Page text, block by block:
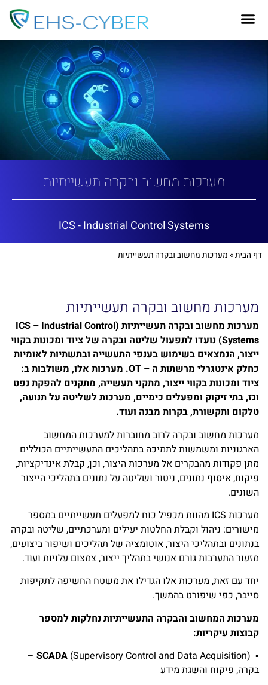
מערכות מחשוב ובקרה תעשייתיות
ICS - Industrial Control Systems
דף הבית» מערכות מחשוב ובקרה תעשייתיות
מערכות מחשוב ובקרה תעשייתיות
מערכות מחשוב ובקרה תעשייתיות (ICS – Industrial Control
Systems) נועדו לתפעול שליטה ובקרה של ציוד ומכונות בקווי
ייצור, הנמצאים בשימוש בענפי התעשייה ובתשתיות לאומיות
כחלק אינטגרלי מרשתות ה – OT. מערכות אלו, משולבות ב:
ציוד ומכונות בקווי ייצור, מתקני תעשייה, מתקנים להפקת נפט
וגז, בתי זיקוק ומפעלים כימיים, מערכות לשליטה על תנועה,
טלקום ותקשורת, בקרות מבנה ועוד.
מערכות מחשוב ובקרה לרוב מחוברות למערכות המחשוב
הארגוניות ומשמשות לתמיכה בתהליכים התעשייתיים הכוללים
מתן פקודות מהבקרים אל מערכות היצור, וכן, קבלת אינדיקציות,
פיקוח, איסוף נתונים, ניטור ושליטה על נתונים בתהליכי הייצור
השונים.
מערכות ICS מהוות מכפיל כוח למפעלים תעשייתיים במספר
מישורים: ניהול וקבלת החלטות יעילים ומערכתיים, שליטה ובקרה
בנתונים ובתהליכי היצור, אוטומציה של תהליכים ושיפור ביצועים,
מזעור התערבות גורם אנושי בתהליך ייצור, צמצום עלויות ועוד.
יחד עם זאת, מערכות אלו הגדילו את משטח החשיפה לתקיפות
סייבר, כפי שיפורט בהמשך.
מערכות המחשוב והבקרה התעשייתיות נחלקות למספר
קבוצות עיקריות:
▪
SCADA
(Supervisory Control and Data Acquisition) –
בקרה, פיקוח והשגת מידע